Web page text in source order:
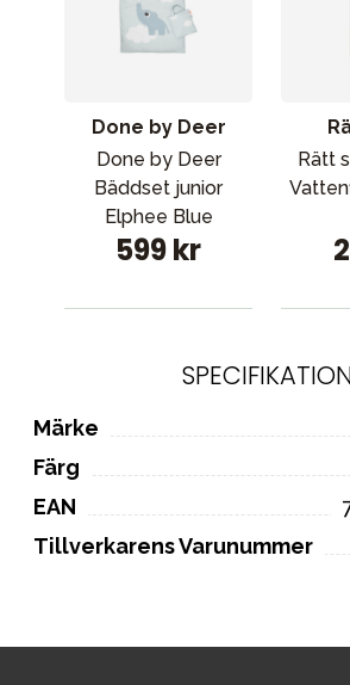
Done by Deer
Done by Deer
Bäddset junior
Elphee Blue
599 kr
Rätt
Märke
Färg
EAN
Tillverkarens Varunummer